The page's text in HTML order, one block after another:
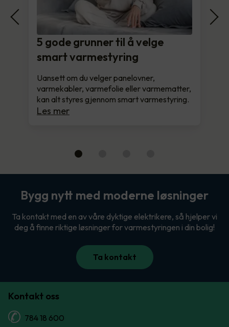
5 gode grunner til å velge
smart varmestyring
Uansett om du velger panelovner,
varmekabler, varmefolie eller varmematter,
kan alt styres gjennom smart varmestyring.
Les mer
Bygg nytt med moderne løsninger
Ta kontakt med en av våre dyktige elektrikere, så hjelper vi
deg å finne riktige løsninger for varmestyringen i din bolig!
Ta kontakt
Kontakt oss
784 18 600